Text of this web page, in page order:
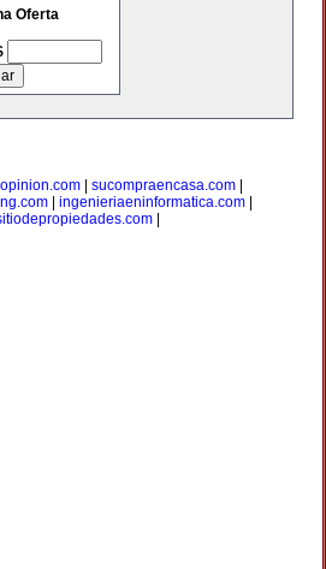
Oferta
sucompraencasa.com
ingenieriaeninformatica.com
|